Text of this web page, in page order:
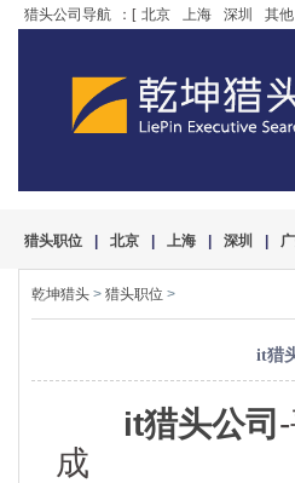
猎头公司导航 ：[ 北京 上海 深圳 其他
猎头职位 北京 上海 深圳
乾坤猎头 > 猎头职位 >
it猎
it猎头公司
成